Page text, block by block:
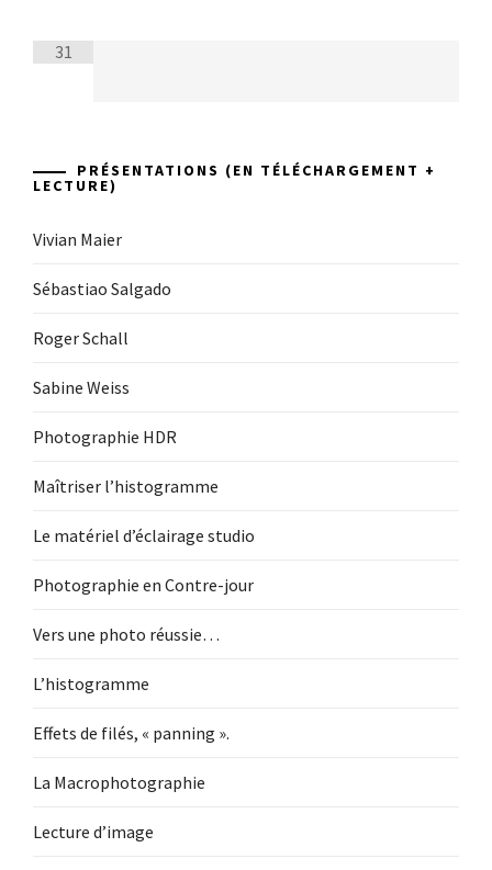
31
PRÉSENTATIONS (EN TÉLÉCHARGEMENT +
LECTURE)
Vivian Maier
Sébastiao Salgado
Roger Schall
Sabine Weiss
Photographie HDR
Maîtriser l’histogramme
Le matériel d’éclairage studio
Photographie en Contre-jour
Vers une photo réussie…
L’histogramme
Effets de filés, « panning ».
La Macrophotographie
Lecture d’image